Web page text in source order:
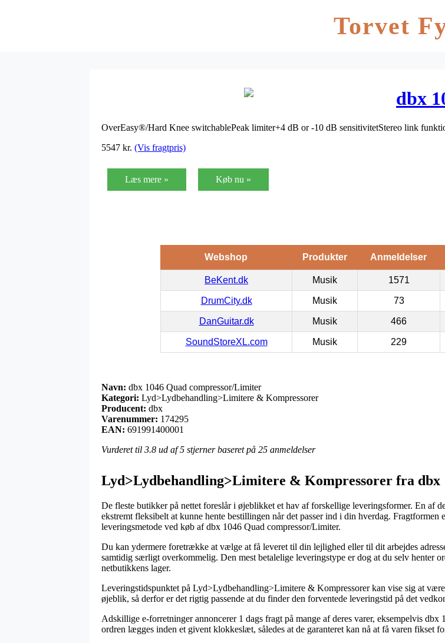
Torvet
dbx
OverEasy®/Hard Knee switchablePeak limiter+4 dB or -10 dB sensitivitetStereo link
5547 kr. (Vis fragtpris)
Læs mere » Køb nu »
Webshop Produkter Anmeldelser
BeKent.dk Musik 1571
DrumCity.dk Musik 73
DanGuitar.dk Musik 466
SoundStoreXL.com Musik 229
Navn: dbx 1046 Quad compressor/Limiter
Kategori: Lyd>Lydbehandling>Limitere & Kompressorer
Producent: dbx
Varenummer: 174295
EAN: 691991400001
Vurderet til 3.8 ud af 5 stjerner baseret på 25 anmeldelser
Lyd>Lydbehandling>Limitere & Kompressorer fra dbx
De fleste butikker på nettet foreslår i øjeblikket et hav af forskellige leveringsformer. En af
ekstremt fleksibelt at kunne hente bestillingen når det passer ind i din hverdag. Fragtformen
leveringsmetode ved køb af dbx 1046 Quad compressor/Limiter.
Du kan ydermere foretrække at vælge at få leveret til din lejlighed eller til dit arbejdes
samtidig særligt overkommelig. Den mest betalelige leveringstype er dog at du selv henter
netbutikkens lager.
Leveringstidspunktet på Lyd>Lydbehandling>Limitere & Kompressorer kan vise sig at
øjeblik, så derfor er det rigtig passende at du finder den forventede leveringstid på det
Adskillige e-forretninger annoncerer 1 dags fragt på mange af deres varer, eksempelvis
ordren lægges inden et givent klokkeslæt, således at de garanteret kan nå at få varen fikset